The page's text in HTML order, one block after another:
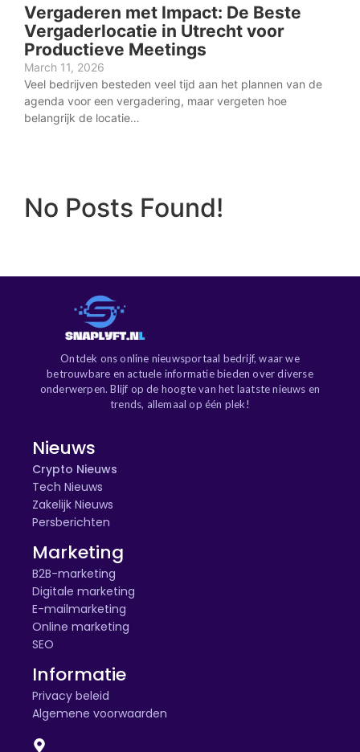
Vergaderen met Impact: De Beste
Vergaderlocatie in Utrecht voor
Productieve Meetings
March 11, 2026
Veel bedrijven besteden veel tijd aan het plannen van de
agenda voor een vergadering, maar vergeten hoe
belangrijk de locatie…
No Posts Found!
Ontdek ons online nieuwsportaal bedrijf, waar we
betrouwbare en actuele informatie bieden over diverse
onderwerpen. Blijf op de hoogte van het laatste nieuws en
trends, allemaal op één plek!
Nieuws
Crypto Nieuws
Tech Nieuws
Zakelijk Nieuws
Persberichten
Marketing
B2B-marketing
Digitale marketing
E-mailmarketing
Online marketing
SEO
Informatie
Privacy beleid
Algemene voorwaarden